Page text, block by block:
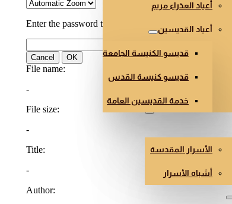
أعياد العذراء مريم
أعياد القديسين
قديسو الكنيسة الجامعة
قديسو كنيسة القدس
خدمة القديسين العامةالأسرار وأشباه الأسرار
الأسرار المقدسة
أشباه الأسرار
هندسة وفن الكنائس